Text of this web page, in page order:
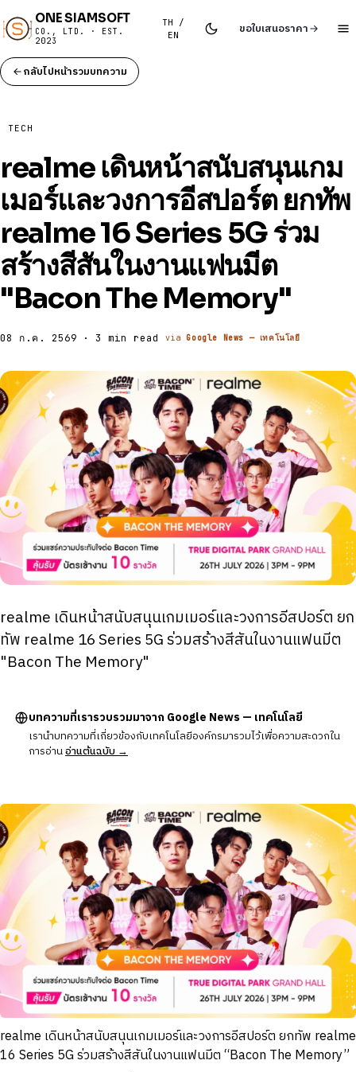
ONE SIAMSOFT
CO., LTD. · EST.
2023
TH /
EN
ขอใบเสนอราคา
กลับไปหน้ารวมบทความ
TECH
realme เดินหน้าสนับสนุนเกม
เมอร์และวงการอีสปอร์ต ยกทัพ
realme 16 Series 5G ร่วม
สร้างสีสันในงานแฟนมีต
"Bacon The Memory"
08 ก.ค. 2569 · 3 min read viaGoogle News — เทคโนโลยี
realme เดินหน้าสนับสนุนเกมเมอร์และวงการอีสปอร์ต ยก
ทัพ realme 16 Series 5G ร่วมสร้างสีสันในงานแฟนมีต
"Bacon The Memory"
บทความที่เรารวบรวมมาจาก Google News — เทคโนโลยี
เรานำบทความที่เกี่ยวข้องกับเทคโนโลยีองค์กรมารวมไว้เพื่อความสะดวกใน
การอ่านอ่านต้นฉบับ →
realme เดินหน้าสนับสนุนเกมเมอร์และวงการอีสปอร์ต ยกทัพ realme
16 Series 5G ร่วมสร้างสีสันในงานแฟนมีต “Bacon The Memory”